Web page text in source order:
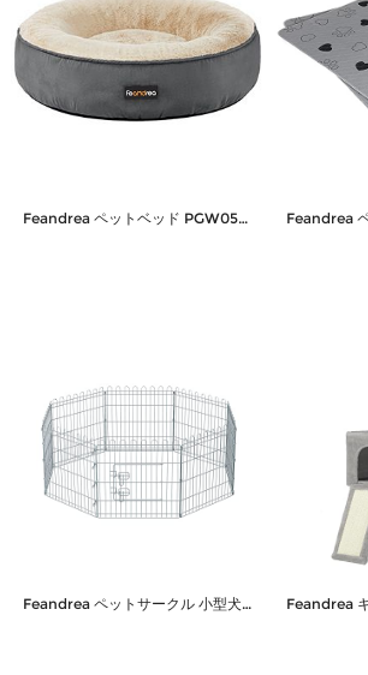
Feandrea ペットベッド PGW050G02
Feandrea ペットサークル 小型犬 ワイヤーサークル 折り畳み式 カタチ変更可 8枚パネル 室内外兼用 組立簡単 ドア付 犬ケージ ペットフェンス PPK001W01